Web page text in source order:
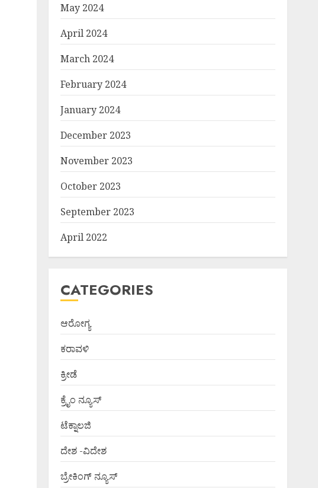
May 2024
April 2024
March 2024
February 2024
January 2024
December 2023
November 2023
October 2023
September 2023
April 2022
CATEGORIES
ಆರೋಗ್ಯ
ಕರಾವಳಿ
ಕ್ರೀಡೆ
ಕ್ರೈಂ ನ್ಯೂಸ್
ಟೆಕ್ನಾಲಜಿ
ದೇಶ -ವಿದೇಶ
ಬ್ರೇಕಿಂಗ್ ನ್ಯೂಸ್